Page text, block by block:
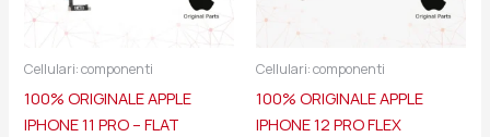
Cellulari: componenti
100% ORIGINALE APPLE
IPHONE 11 PRO – FLAT
Cellulari: componenti
100% ORIGINALE APPLE
IPHONE 12 PRO FLEX